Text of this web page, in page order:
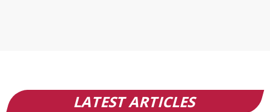
LATEST ARTICLES